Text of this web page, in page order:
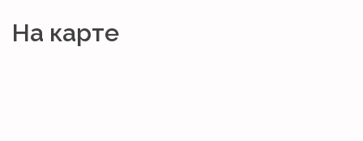
На карте